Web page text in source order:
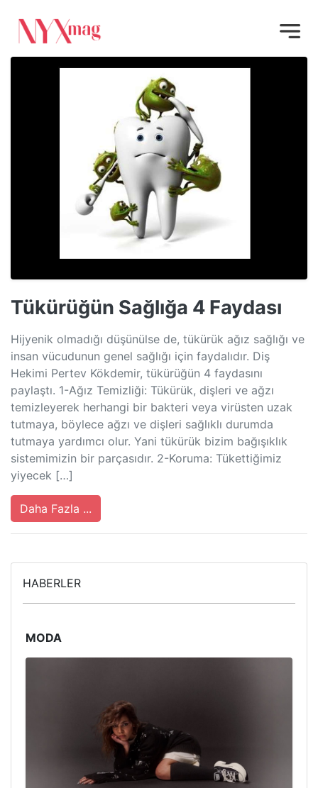
Tükürüğün Sağlığa 4 Faydası
Hijyenik olmadığı düşünülse de, tükürük ağız sağlığı ve
insan vücudunun genel sağlığı için faydalıdır. Diş
Hekimi Pertev Kökdemir, tükürüğün 4 faydasını
paylaştı. 1-Ağız Temizliği: Tükürük, dişleri ve ağzı
temizleyerek herhangi bir bakteri veya virüsten uzak
tutmaya, böylece ağzı ve dişleri sağlıklı durumda
tutmaya yardımcı olur. Yani tükürük bizim bağışıklık
sistemimizin bir parçasıdır. 2-Koruma: Tükettiğimiz
yiyecek […]
Daha Fazla ...
HABERLER
MODA